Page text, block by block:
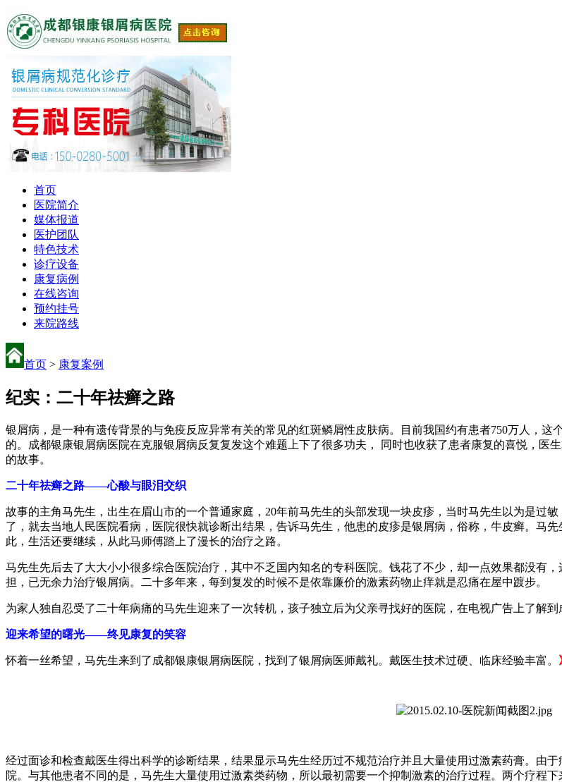
首页
医院简介
媒体报道
医护团队
特色技术
诊疗设备
康复病例
在线咨询
预约挂号
来院路线
首页 > 康复案例
纪实：二十年祛癣之路
银屑病，是一种有遗传背景的与免疫反应异常有关的常见的红斑鳞屑性皮肤病。目前我国约有患者750万人，
的。成都银康银屑病医院在克服银屑病反复复发这个难题上下了很多功夫， 同时也收获了患者康复的喜悦，医
的故事。
二十年祛癣之路——心酸与眼泪交织
故事的主角马先生，出生在眉山市的一个普通家庭，20年前马先生的头部发现一块皮疹，当时马先生以为是过
了，就去当地人民医院看病，医院很快就诊断出结果，告诉马先生，他患的皮疹是银屑病，俗称，牛皮癣。马
此，生活还要继续，从此马师傅踏上了漫长的治疗之路。
马先生先后去了大大小小很多综合医院治疗，其中不乏国内知名的专科医院。钱花了不少，却一点效果都没有
担，已无余力治疗银屑病。二十多年来，每到复发的时候不是依靠廉价的激素药物止痒就是忍痛在屋中踱步。
为家人独自忍受了二十年病痛的马先生迎来了一次转机，孩子独立后为父亲寻找好的医院，在电视广告上了解
迎来希望的曙光——终见康复的笑容
怀着一丝希望，马先生来到了成都银康银屑病医院，找到了银屑病医师戴礼。戴医生技术过硬、临床经验丰富。
经过面诊和检查戴医生得出科学的诊断结果，结果显示马先生经历过不规范治疗并且大量使用过激素药膏。由
院。与其他患者不同的是，马先生大量使用过激素类药物，所以最初需要一个抑制激素的治疗过程。两个疗程